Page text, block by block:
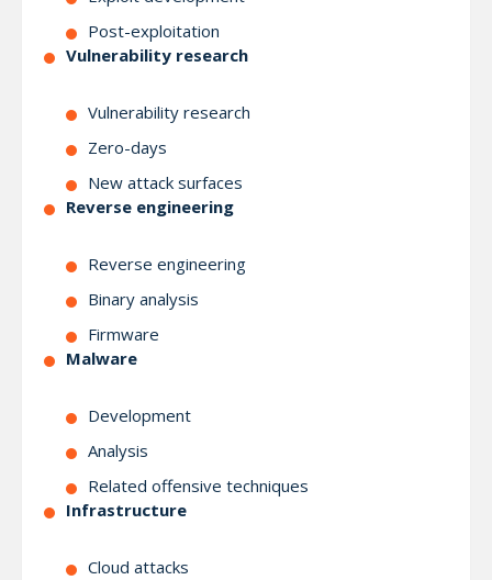
Post-exploitation
Vulnerability research
Vulnerability research
Zero-days
New attack surfaces
Reverse engineering
Reverse engineering
Binary analysis
Firmware
Malware
Development
Analysis
Related offensive techniques
Infrastructure
Cloud attacks